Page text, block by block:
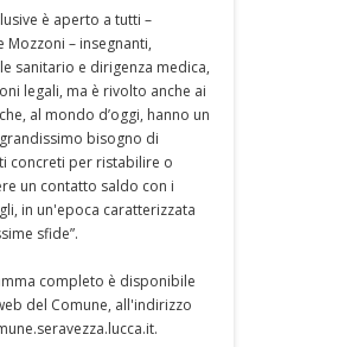
è aperto a tutti –
Mozzoni – insegnanti,
sanitario e dirigenza medica,
legali, ma è rivolto anche ai
al mondo d’oggi, hanno un
bisogno di
concreti per ristabilire o
un contatto saldo con i
in un'epoca caratterizzata
sfide”.
completo è disponibile
del Comune, all'indirizzo